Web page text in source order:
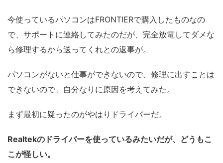
今使っているパソコンはFRONTIERで購入したものなの
で、サポートに連絡してみたのだが、完全放電してダメな
ら修理するから送ってくれとの返事が。
パソコンがないと仕事ができないので、修理に出すことは
できないので、自分なりに原因を考えてみた。
まず最初に疑ったのがやはりドライバーだ。
Realtekのドライバーを使っているみたいだが、どうもこ
こが怪しい。